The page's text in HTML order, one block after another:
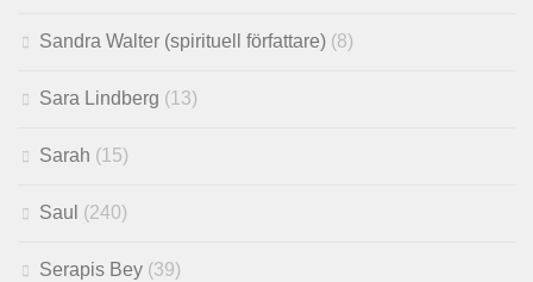
Sandra Walter (spirituell författare) (8)
Sara Lindberg (13)
Sarah (15)
Saul (240)
Serapis Bey (39)